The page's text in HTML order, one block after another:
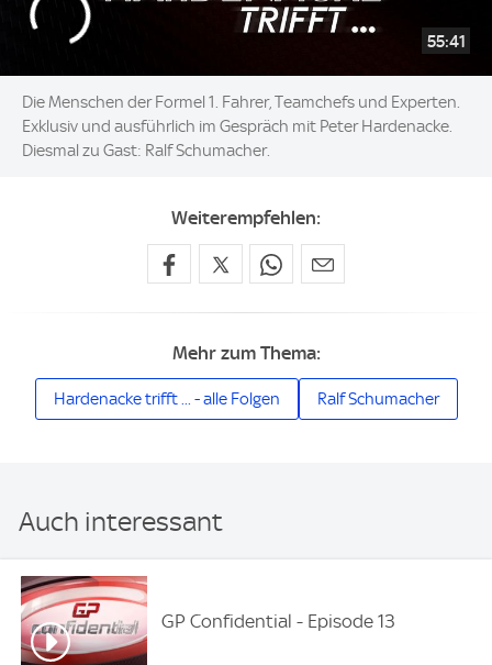
55:41
Die Menschen der Formel 1. Fahrer, Teamchefs und Experten.
Exklusiv und ausführlich im Gespräch mit Peter Hardenacke.
Diesmal zu Gast: Ralf Schumacher.
Weiterempfehlen:
Mehr zum Thema:
Hardenacke trifft ... - alle Folgen Ralf Schumacher
Auch interessant
GP Confidential - Episode 13